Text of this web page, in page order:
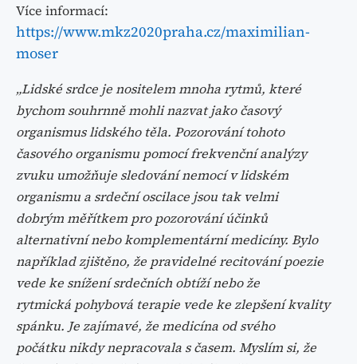
Více informací:
https://www.mkz2020praha.cz/maximilian-
moser
„Lidské srdce je nositelem mnoha rytmů, které
bychom souhrnně mohli nazvat jako časový
organismus lidského těla. Pozorování tohoto
časového organismu pomocí frekvenční analýzy
zvuku umožňuje sledování nemocí v lidském
organismu a srdeční oscilace jsou tak velmi
dobrým měřítkem pro pozorování účinků
alternativní nebo komplementární medicíny. Bylo
například zjištěno, že pravidelné recitování poezie
vede ke snížení srdečních obtíží nebo že
rytmická pohybová terapie vede ke zlepšení kvality
spánku. Je zajímavé, že medicína od svého
počátku nikdy nepracovala s časem. Myslím si, že